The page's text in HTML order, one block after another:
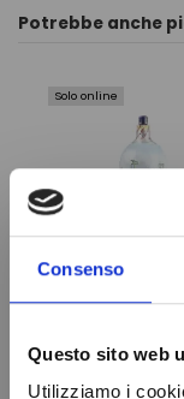
Consenso
Questo sito web
Utilizziamo i
Potrebbe anche
Solo online
Gas